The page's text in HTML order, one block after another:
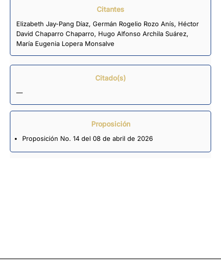
Citantes
Elizabeth Jay-Pang Díaz, Germán Rogelio Rozo Anís, Héctor
David Chaparro Chaparro, Hugo Alfonso Archila Suárez,
María Eugenia Lopera Monsalve
Citado(s)
—
Proposición
Proposición No. 14 del 08 de abril de 2026